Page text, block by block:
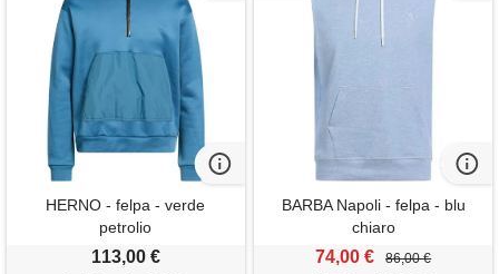
HERNO - felpa - verde
petrolio
113,00 €
BARBA Napoli - felpa - blu
chiaro
74,00 € 86,00 €